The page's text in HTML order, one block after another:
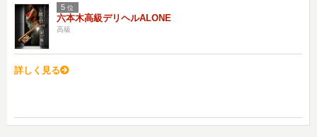
5 位
六本木高級デリヘルALONE
高級
詳しく見る